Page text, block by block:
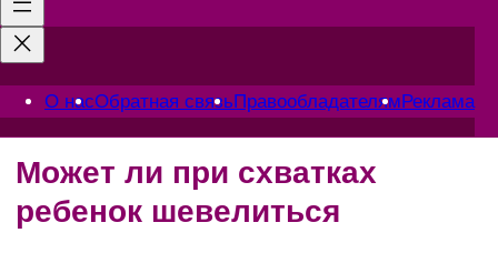
О насОбратная связьПравообладателямРеклама
Может ли при схватках
ребенок шевелиться